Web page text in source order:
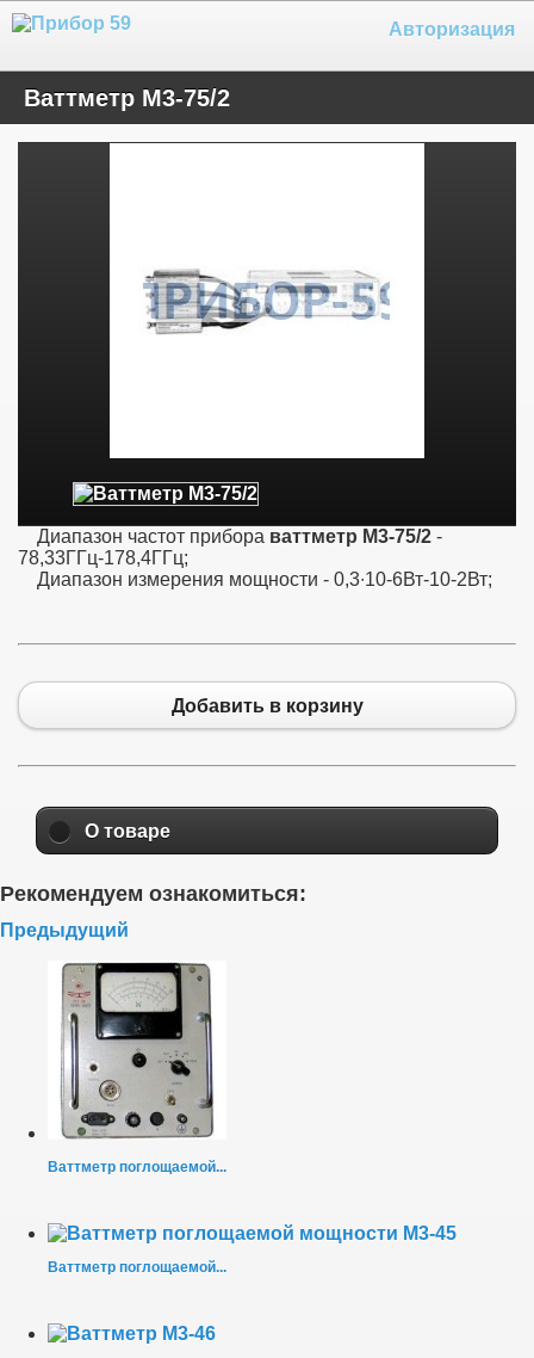
Авторизация
Ваттметр М3-75/2
Диапазон частот прибора ваттметр М3-75/2 -
78,33ГГц-178,4ГГц;
Диапазон измерения мощности - 0,3∙10-6Вт-10-2Вт;
Добавить в корзину
О товаре
Рекомендуем ознакомиться:
Предыдущий
Ваттметр поглощаемой...
Ваттметр поглощаемой...